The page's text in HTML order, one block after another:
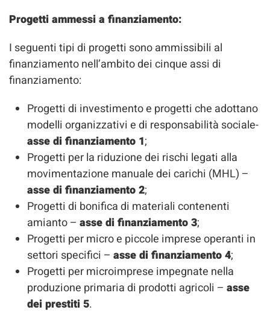
Progetti ammessi a finanziamento:
I seguenti tipi di progetti sono ammissibili al
finanziamento nell’ambito dei cinque assi di
finanziamento:
Progetti di investimento e progetti che adottano
modelli organizzativi e di responsabilità sociale-
asse di finanziamento 1;
Progetti per la riduzione dei rischi legati alla
movimentazione manuale dei carichi (MHL) –
asse di finanziamento 2;
Progetti di bonifica di materiali contenenti
amianto – asse di finanziamento 3;
Progetti per micro e piccole imprese operanti in
settori specifici – asse di finanziamento 4;
Progetti per microimprese impegnate nella
produzione primaria di prodotti agricoli – asse
dei prestiti 5.